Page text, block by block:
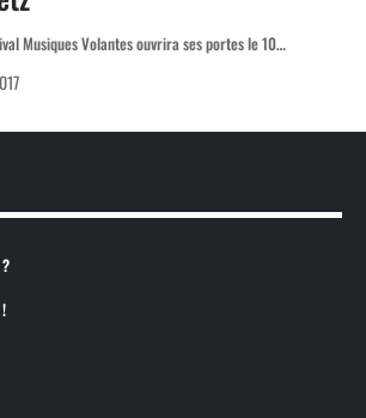
Musiques Volantes ouvrira ses portes le 10…